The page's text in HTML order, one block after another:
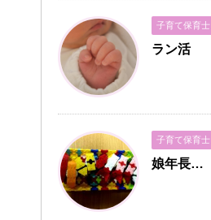
子育て保育士
ラン活
子育て保育士
娘年長…